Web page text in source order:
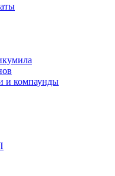
и компаунды